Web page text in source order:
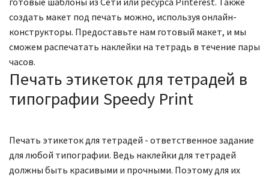
создать макет под печать можно, используя онлайн-
конструкторы. Предоставьте нам готовый макет, и мы
сможем распечатать наклейки на тетрадь в течение пары
часов.
Печать этикеток для тетрадей в
типографии Speedy Print
Печать этикеток для тетрадей - ответственное задание
для любой типографии. Ведь наклейки для тетрадей
должны быть красивыми и прочными. Поэтому для их